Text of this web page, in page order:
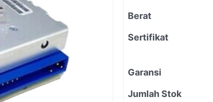
Berat
Sertifikat
Garansi
Jumlah Stok